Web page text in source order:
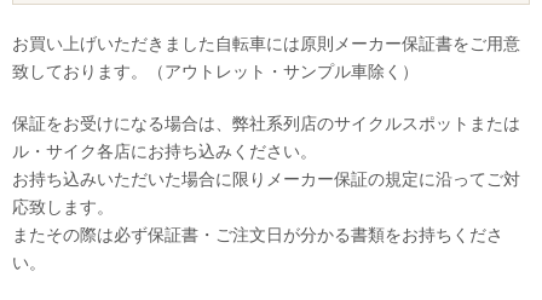
お買い上げいただきました自転車には原則メーカー保証書をご用意
致しております。（アウトレット・サンプル車除く）
保証をお受けになる場合は、弊社系列店のサイクルスポットまたは
ル・サイク各店にお持ち込みください。
お持ち込みいただいた場合に限りメーカー保証の規定に沿ってご対
応致します。
またその際は必ず保証書・ご注文日が分かる書類をお持ちくださ
い。